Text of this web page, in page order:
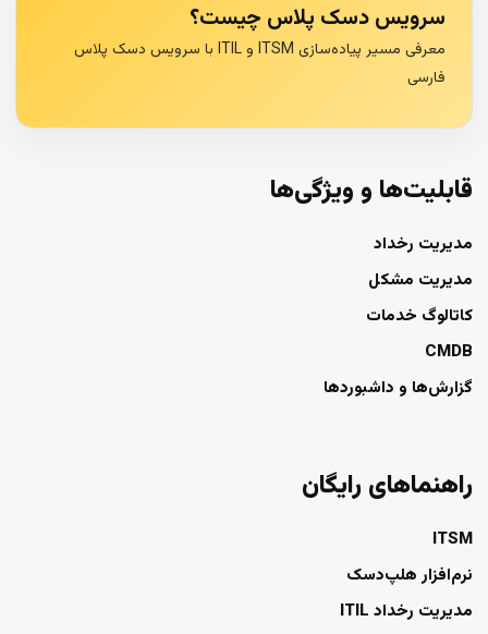
سرویس دسک پلاس چیست؟
معرفی مسیر پیاده‌سازی ITSM و ITIL با سرویس دسک پلاس
فارسی
قابلیت‌ها و ویژگی‌ها
مدیریت رخداد
مدیریت مشکل
کاتالوگ خدمات
CMDB
گزارش‌ها و داشبوردها
راهنماهای رایگان
ITSM
نرم‌افزار هلپ‌دسک
مدیریت رخداد ITIL